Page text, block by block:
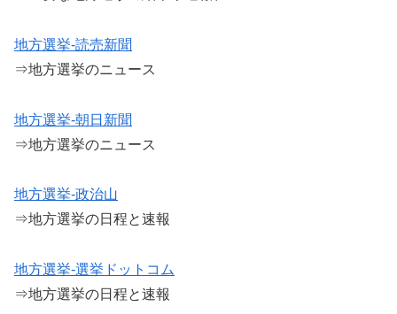
地方選挙-読売新聞
⇒地方選挙のニュース
地方選挙-朝日新聞
⇒地方選挙のニュース
地方選挙-政治山
⇒地方選挙の日程と速報
地方選挙-選挙ドットコム
⇒地方選挙の日程と速報